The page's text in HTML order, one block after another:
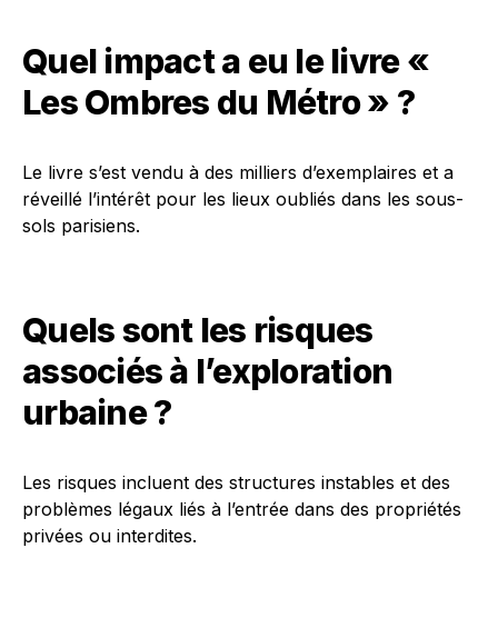
Quel impact a eu le livre «
Les Ombres du Métro » ?
Le livre s’est vendu à des milliers d’exemplaires et a
réveillé l’intérêt pour les lieux oubliés dans les sous-
sols parisiens.
Quels sont les risques
associés à l’exploration
urbaine ?
Les risques incluent des structures instables et des
problèmes légaux liés à l’entrée dans des propriétés
privées ou interdites.